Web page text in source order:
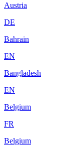
Austria
DE
Bahrain
EN
Bangladesh
EN
Belgium
FR
Belgium